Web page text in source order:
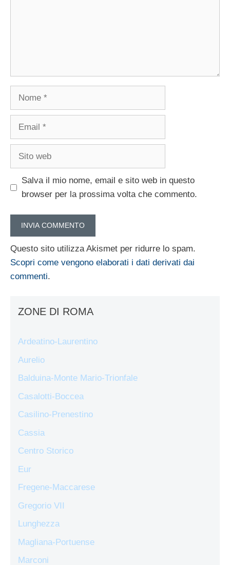
Nome
Email
Sito
Salva il mio nome, email e sito web in questo
browser per la prossima volta che commento.
Questo sito utilizza Akismet per ridurre lo spam.
Scopri come vengono elaborati i dati derivati dai
commenti.
ZONE DI ROMA
Ardeatino-Laurentino
Aurelio
Balduina-Monte Mario-Trionfale
Casalotti-Boccea
Casilino-Prenestino
Cassia
Centro Storico
Eur
Fregene-Maccarese
Gregorio VII
Lunghezza
Magliana-Portuense
Marconi